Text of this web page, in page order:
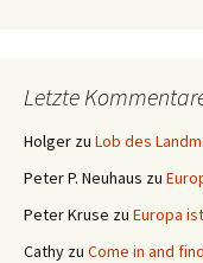
Letzte
Holger zu Lob des
Peter P. Neuhaus zu
Peter Kruse zu Europa
Cathy zu Come in and